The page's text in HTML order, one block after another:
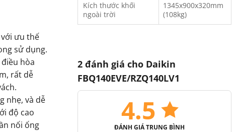
với ưu thế
sử dụng.
điều hòa
rất dễ
nhẹ, và dễ
độ cao
nối ống
Kích thước khối
ngoài trời
1345x900x320mm
(108kg)
2 đánh giá cho Daikin
FBQ140EVE/RZQ140LV1
4.5
ĐÁNH GIÁ TRUNG BÌNH